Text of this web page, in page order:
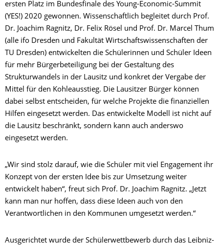
ersten Platz im Bundesfinale des Young-Economic-Summit
(YES!) 2020 gewonnen. Wissenschaftlich begleitet durch Prof.
Dr. Joachim Ragnitz, Dr. Felix Rösel und Prof. Dr. Marcel Thum
(alle ifo Dresden und Fakultät Wirtschaftswissenschaften der
TU Dresden) entwickelten die Schülerinnen und Schüler Ideen
für mehr Bürgerbeteiligung bei der Gestaltung des
Strukturwandels in der Lausitz und konkret der Vergabe der
Mittel für den Kohleausstieg. Die Lausitzer Bürger können
dabei selbst entscheiden, für welche Projekte die finanziellen
Hilfen eingesetzt werden. Das entwickelte Modell ist nicht auf
die Lausitz beschränkt, sondern kann auch anderswo
eingesetzt werden.
„Wir sind stolz darauf, wie die Schüler mit viel Engagement ihr
Konzept von der ersten Idee bis zur Umsetzung weiter
entwickelt haben“, freut sich Prof. Dr. Joachim Ragnitz. „Jetzt
kann man nur hoffen, dass diese Ideen auch von den
Verantwortlichen in den Kommunen umgesetzt werden.“
Ausgerichtet wurde der Schülerwettbewerb durch das Leibniz-